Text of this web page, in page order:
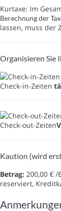
Kurtaxe: Im
Berechnung der
lassen, muss der
Organisieren Sie
Check-in-Zeiten
Check-out-Zeiten
Kaution (wird
Betrag: 200,00 € /
reserviert,